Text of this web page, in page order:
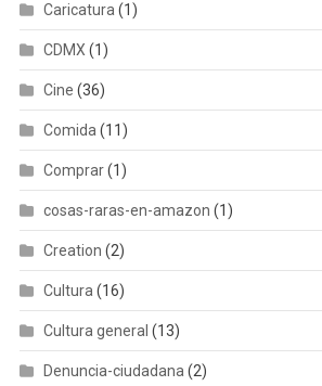
Caricatura (1)
CDMX (1)
Cine (36)
Comida (11)
Comprar(1)
cosas-raras-en-amazon (1)
Creation (2)
Cultura (16)
Cultura general (13)
Denuncia-ciudadana (2)